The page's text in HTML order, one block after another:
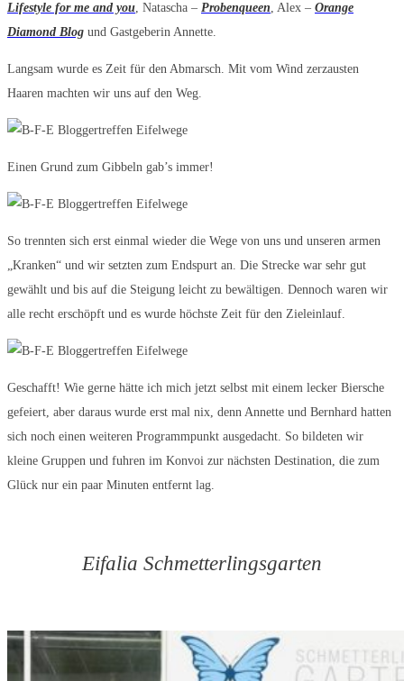
Lifestyle for me and you, Natascha – Probenqueen, Alex – Orange
Diamond Blog und Gastgeberin Annette.
Langsam wurde es Zeit für den Abmarsch. Mit vom Wind zerzausten
Haaren machten wir uns auf den Weg.
Einen Grund zum Gibbeln gab’s immer!
So trennten sich erst einmal wieder die Wege von uns und unseren armen
„Kranken“ und wir setzten zum Endspurt an. Die Strecke war sehr gut
gewählt und bis auf die Steigung leicht zu bewältigen. Dennoch waren wir
alle recht erschöpft und es wurde höchste Zeit für den Zieleinlauf.
Geschafft! Wie gerne hätte ich mich jetzt selbst mit einem lecker Biersche
gefeiert, aber daraus wurde erst mal nix, denn Annette und Bernhard hatten
sich noch einen weiteren Programmpunkt ausgedacht. So bildeten wir
kleine Gruppen und fuhren im Konvoi zur nächsten Destination, die zum
Glück nur ein paar Minuten entfernt lag.
Eifalia Schmetterlingsgarten